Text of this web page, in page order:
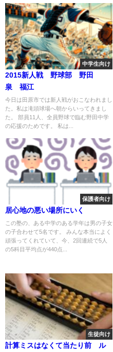
中学生向け
2015新人戦 野球部 野田
泉 福江
今日は田原市では新人戦がおこなわれまし
た。私は滝頭球場へ朝からいってきまし
た。 部員11人、全員野球で臨む野田中学
の応援のためです。 私は...
保護者向け
居心地の悪い場所にいく
この塾の、ある中学のある学年は男の子女
の子合わせて5名です。 みんな本当によく
頑張ってくれていて、今、2回連続で5人
の5科目平均点が440点...
生徒向け
計算ミスはなくて当たり前 ル